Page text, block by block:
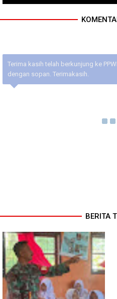
Terima kasih telah berkunjung ke
dengan sopan. Terimakasih.
BERITA